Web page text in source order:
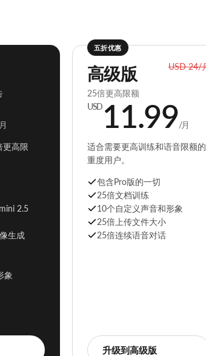
更高限
2.5
生成
象
五折优惠
高级版
25倍更高限额
USD 24/
USD 11.99/月
适合需要更高训练和语音限额的
重度用户。
包含Pro版的一切
25倍文档训练
10个自定义声音和形象
25倍上传文件大小
25倍连续语音对话
升级到高级版